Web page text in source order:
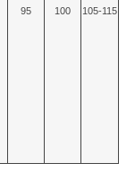
95 100 105-115